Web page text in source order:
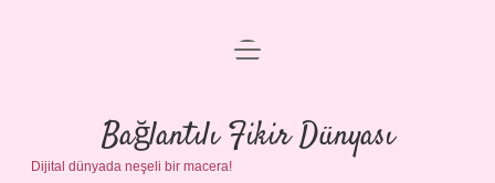
Anasayfa
Gizlilik Politikası
Yasal Uyarı
menüyü
Bağlantılı Fikir Dünyası
Dijital dünyada neşeli bir macera!